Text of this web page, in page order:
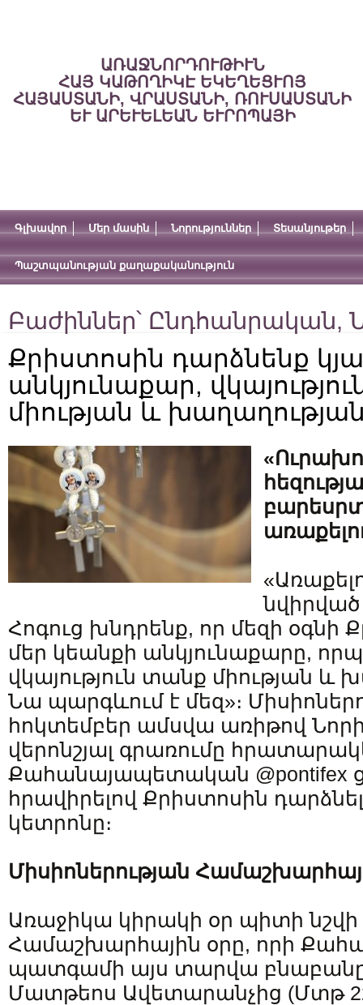
ԱՌԱՋՆՈՐԴՈՒԹԻՒՆ
ՀԱՅ ԿԱԹՈՂԻԿԷ ԵԿԵՂԵՑՒՈՅ
ՀԱՅԱՍՏԱՆԻ, ՎՐԱՍՏԱՆԻ, ՌՈՒՍԱՍՏԱՆԻ
ԵՒ ԱՐԵՒԵԼԵԱՆ ԵՒՐՈՊԱՅԻ
Գլխավոր Մեր մասին Նորություններ Տեսանյութեր
Պաշտպանության քաղաքականություն
Բաժիններ՝ Ընդհանրական,
Քրիստոսին դարձնենք
անկյունաքար,
միության և
նվիրված
Հոգուց խնդրենք, որ մեզի օգնի
մեր կեանքի անկյունաքարը,
վկայություն տանք միության և
Նա պարգևում է մեզ»։
հոկտեմբեր ամսվա առիթով
վերոնշյալ գրառումը
Քահանայապետական @pontifex
հրավիրելով Քրիստոսին
կետրոնը։
Միսիոներության
Առաջիկա կիրակի օր պիտի նշվի
Համաշխարհային օրը, որի
պատգամի այս տարվա բնաբանը
Մատթեոս Ավետարանչից (Մտթ